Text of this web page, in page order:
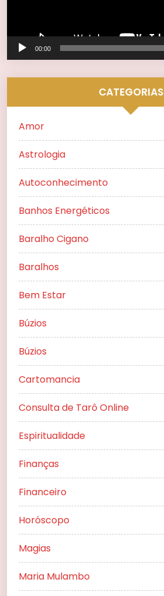
00:00
CATEGORIAS
Amor
Astrologia
Autoconhecimento
Banhos Energéticos
Baralho Cigano
Baralhos
Bem Estar
Búzios
Búzios
Cartomancia
Consulta de Tarô Online
Espiritualidade
Finanças
Financeiro
Horóscopo
Magias
Maria Mulambo